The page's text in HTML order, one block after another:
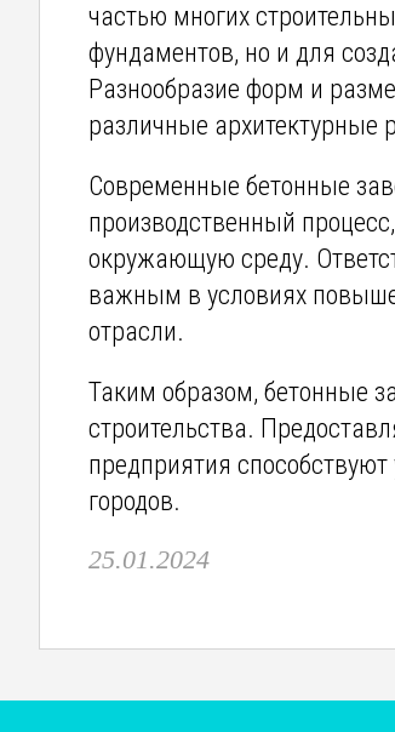
частью многих
фундаментов, но и для
Разнообразие форм и
различные архитектурные
Современные бетонные
производственный
окружающую среду.
важным в условиях
отрасли.
Таким образом, бетонные
строительства.
предприятия
городов.
25.01.2024